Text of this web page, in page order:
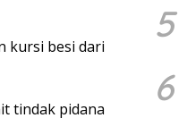
kursi besi dari
tindak pidana
5
6